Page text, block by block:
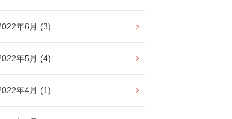
年6月 (3)
年5月 (4)
年4月 (1)